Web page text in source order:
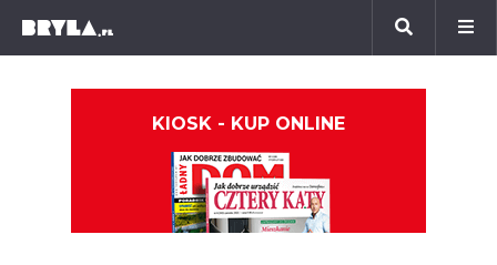
KIOSK - KUP ONLINE